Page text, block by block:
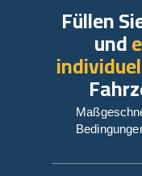
Füllen
und